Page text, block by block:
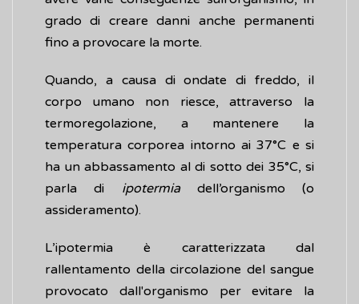
grado di creare danni anche permanenti
fino a provocare la morte.
Quando, a causa di ondate di freddo, il
corpo umano non riesce, attraverso la
termoregolazione, a mantenere la
temperatura corporea intorno ai 37°C e si
ha un abbassamento al di sotto dei 35°C, si
parla di ipotermiadell’organismo (o
assideramento).
L’ipotermia è caratterizzata dal
rallentamento della circolazione del sangue
provocato dall'organismo per evitare la